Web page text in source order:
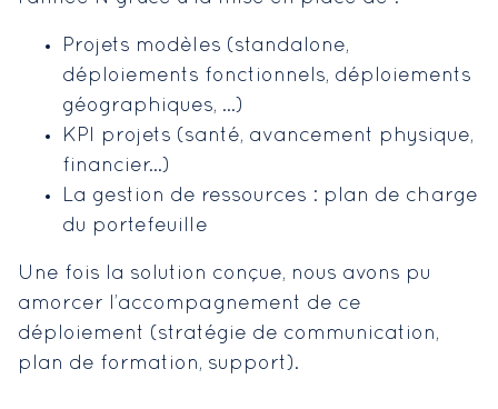
Projets modèles (standalone,
déploiements fonctionnels, déploiements
géographiques, …)
KPI projets (santé, avancement physique,
financier…)
La gestion de ressources : plan de charge
du portefeuille
Une fois la solution conçue, nous avons pu
amorcer l’accompagnement de ce
déploiement (stratégie de communication,
plan de formation, support).